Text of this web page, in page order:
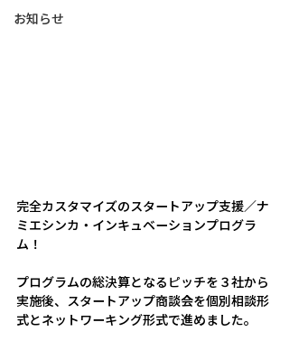
お知らせ
完全カスタマイズのスタートアップ支援／ナ
ミエシンカ・インキュベーションプログラ
ム！
プログラムの総決算となるピッチを３社から
実施後、スタートアップ商談会を個別相談形
式とネットワーキング形式で進めました。